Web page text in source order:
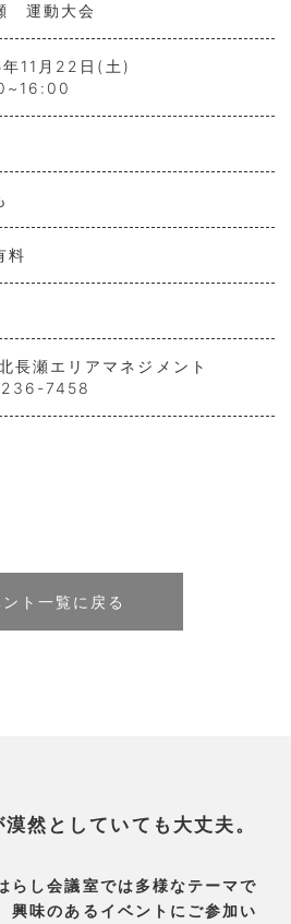
運動大会
11月22日(土)
料
長瀬エリアマネジメント
7458
ト一覧に戻る
漠然としていても大丈夫。
らし会議室では多様なテーマで
興味のあるイベントにご参加い